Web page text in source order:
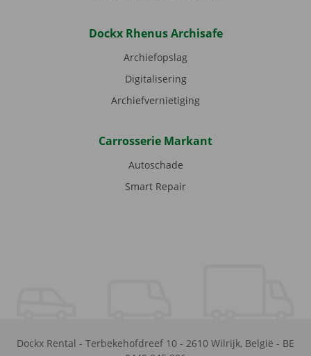
Dockx Rhenus Archisafe
Archiefopslag
Digitalisering
Archiefvernietiging
Carrosserie Markant
Autoschade
Smart Repair
Dockx Rental - Terbekehofdreef 10 - 2610 Wilrijk, België - BE